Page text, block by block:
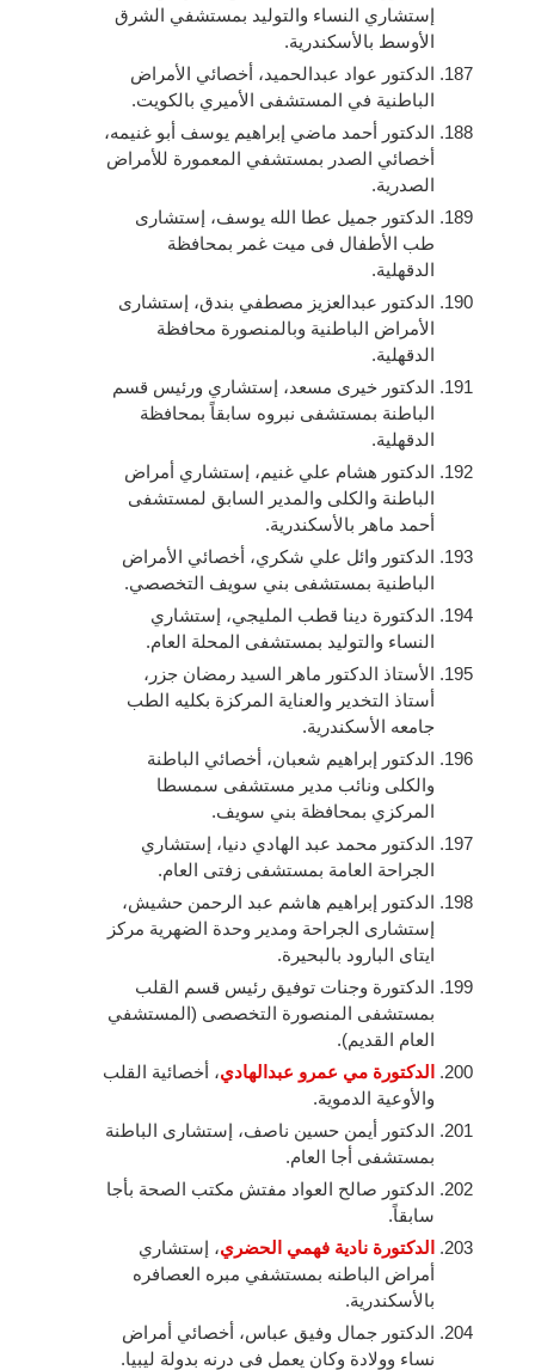
إستشاري النساء والتوليد بمستشفي الشرق
الأوسط بالأسكندرية.
الدكتور عواد عبدالحميد، أخصائي الأمراض
الباطنية في المستشفى الأميري بالكويت.
الدكتور أحمد ماضي إبراهيم يوسف أبو غنيمه،
أخصائي الصدر بمستشفي المعمورة للأمراض
الصدرية.
الدكتور جميل عطا الله يوسف، إستشارى
طب الأطفال فى ميت غمر بمحافظة
الدقهلية.
الدكتور عبدالعزيز مصطفي بندق، إستشارى
الأمراض الباطنية وبالمنصورة محافظة
الدقهلية.
الدكتور خيرى مسعد، إستشاري ورئيس قسم
الباطنة بمستشفى نبروه سابقاً بمحافظة
الدقهلية.
الدكتور هشام علي غنيم، إستشاري أمراض
الباطنة والكلى والمدير السابق لمستشفى
أحمد ماهر بالأسكندرية.
الدكتور وائل علي شكري، أخصائي الأمراض
الباطنية بمستشفى بني سويف التخصصي.
الدكتورة دينا قطب المليجي، إستشاري
النساء والتوليد بمستشفى المحلة العام.
الأستاذ الدكتور ماهر السيد رمضان جزر،
أستاذ التخدير والعناية المركزة بكليه الطب
جامعه الأسكندرية.
الدكتور إبراهيم شعبان، أخصائي الباطنة
والكلى ونائب مدير مستشفى سمسطا
المركزي بمحافظة بني سويف.
الدكتور محمد عبد الهادي دنيا، إستشاري
الجراحة العامة بمستشفى زفتى العام.
الدكتور إبراهيم هاشم عبد الرحمن حشيش،
إستشارى الجراحة ومدير وحدة الضهرية مركز
ايتاى البارود بالبحيرة.
الدكتورة وجنات توفيق رئيس قسم القلب
بمستشفى المنصورة التخصصى (المستشفي
العام القديم).
الدكتورة مي عمرو عبدالهادي، أخصائية القلب
والأوعية الدموية.
الدكتور أيمن حسين ناصف، إستشارى الباطنة
بمستشفى أجا العام.
الدكتور صالح العواد مفتش مكتب الصحة بأجا
سابقاً.
الدكتورة نادية فهمي الحضري، إستشاري
أمراض الباطنه بمستشفي مبره العصافره
بالأسكندرية.
الدكتور جمال وفيق عباس، أخصائي أمراض
نساء وولادة وكان يعمل فى درنه بدولة ليبيا.